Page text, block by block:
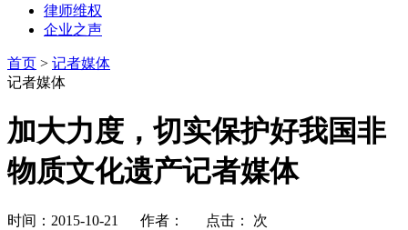
律师维权
企业之声
首页 > 记者媒体
记者媒体
加大力度，切实保护好我国非
物质文化遗产记者媒体
时间：2015-10-21 作者： 点击：
次